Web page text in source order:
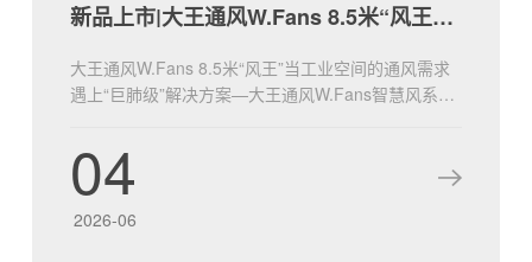
新品上市|大王通风W.Fans 8.5米“风王”登场！
大王通风W.Fans 8.5米“风王”当工业空间的通风需求
遇上“巨肺级”解决方案—大王通风W.Fans智慧风系列
心，还是会展场馆、体育综合体，“风王”都将以“全覆
盖、强动力、低能耗”的绝对优势，为您的空间注入
“自然风级.....
04
2026-06